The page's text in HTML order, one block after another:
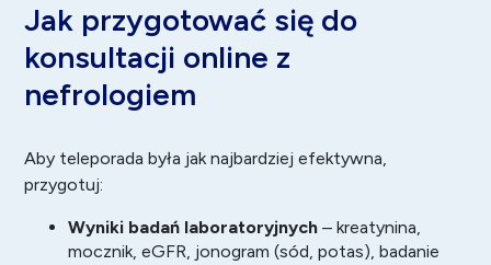
Jak przygotować się do
konsultacji online z
nefrologiem
Aby teleporada była jak najbardziej efektywna,
przygotuj:
Wyniki badań laboratoryjnych – kreatynina,
mocznik, eGFR, jonogram (sód, potas), badanie